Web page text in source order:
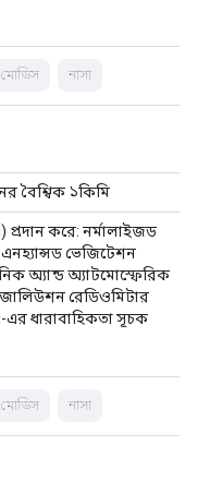
মোডিস নাসা
বৈশ্বিক ১কিমি
প্রদান করে: নর্মালাইজড
ভেজিটেশন
অ্যান্ড অ্যাটমোস্ফেরিক
রেডিওমিটার
এর ধারাবাহিকতা সূচক
মোডিস নাসা